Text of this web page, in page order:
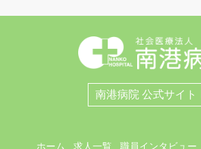
南港病院 公式サイト
ホーム 求人一覧 職員インタビュー